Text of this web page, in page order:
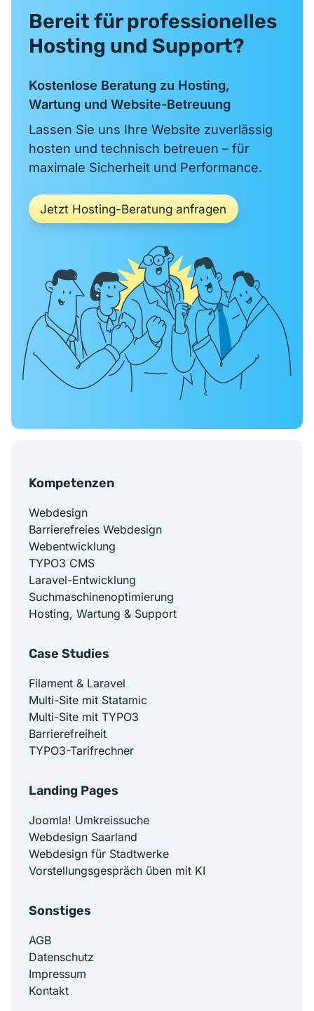
Bereit für professionelles
Hosting und Support?
Kostenlose Beratung zu Hosting,
Wartung und Website-Betreuung
Lassen Sie uns Ihre Website zuverlässig
hosten und technisch betreuen – für
maximale Sicherheit und Performance.
Jetzt Hosting-Beratung anfragen
Kompetenzen
Webdesign
Barrierefreies Webdesign
Webentwicklung
TYPO3 CMS
Laravel-Entwicklung
Suchmaschinenoptimierung
Hosting, Wartung & Support
Case Studies
Filament & Laravel
Multi-Site mit Statamic
Multi-Site mit TYPO3
Barrierefreiheit
TYPO3-Tarifrechner
Landing Pages
Joomla! Umkreissuche
Webdesign Saarland
Webdesign für Stadtwerke
Vorstellungsgespräch üben mit KI
Sonstiges
AGB
Datenschutz
Impressum
Kontakt